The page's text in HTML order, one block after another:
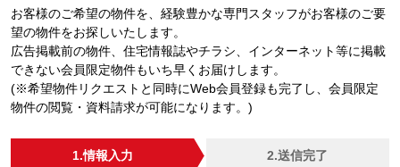
お客様のご希望の物件を、経験豊かな専門スタッフがお客様のご要
望の物件をお探しいたします。
広告掲載前の物件、住宅情報誌やチラシ、インターネット等に掲載
できない会員限定物件もいち早くお届けします。
(※希望物件リクエストと同時にWeb会員登録も完了し、会員限定
物件の閲覧・資料請求が可能になります。)
1.情報入力 2.送信完了